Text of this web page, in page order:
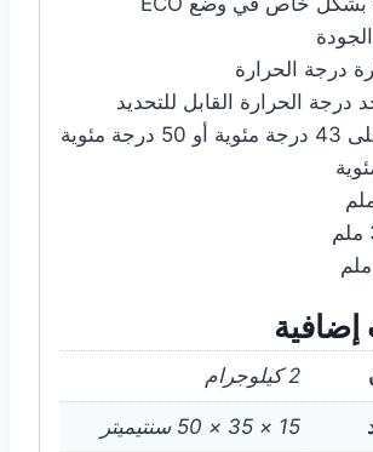
درجة الحرارة
الحرارة القابل للتحديد
بشكل دائم على 43 درجة مئوية أو 50 درجة مئوية
2 كيلوجرام
15 × 35 × 50 سنتيميتر